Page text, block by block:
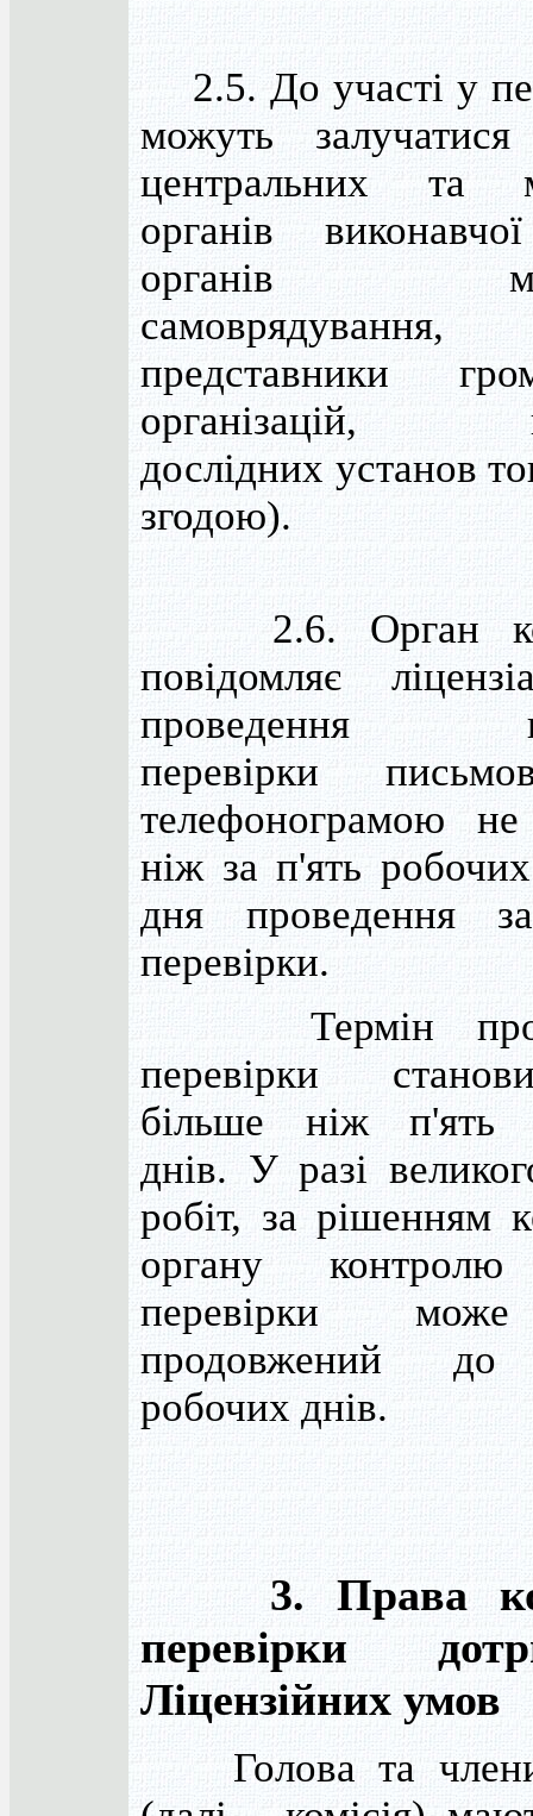
2.5. До участі у
можуть залучатися
центральних та
органів
органів
самоврядування,
представники
організацій,
дослідних установ
згодою).
2.6. Орган
повідомляє
проведення
перевірки
телефонограмою не
ніж за п'ять
дня проведення
перевірки.
Термін
перевірки
більше ніж п'ять
днів. У разі
робіт, за рішенням
органу контролю
перевірки
продовжений до
робочих днів.
3. Права
перевірки
Ліцензійних умов
Голова та члени